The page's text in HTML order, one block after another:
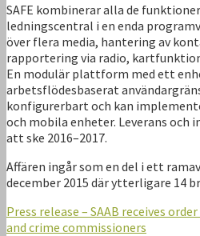
SAFE kombinerar alla de
ledningscentral i en enda
över flera media, hantering av
rapportering via radio,
En modulär plattform med ett
arbetsflödesbaserat
konfigurerbart och kan
och mobila enheter. Leverans
att ske 2016–2017.
Affären ingår som en del i ett
december 2015 där ytterligare 14
Press release – SAAB receives
and crime commissioners